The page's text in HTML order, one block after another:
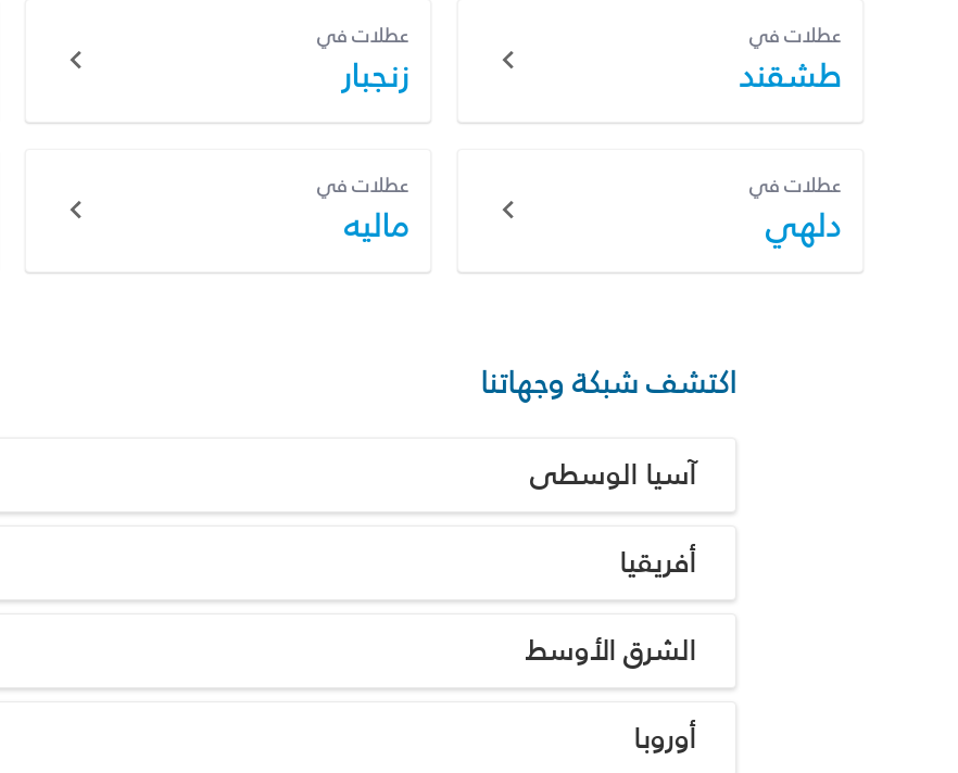
عطلات في
طشقند
عطلات في
زنجبار
عطلات في
دلهي
عطلات في
ماليه
اكتشف شبكة وجهاتنا
آسيا الوسطى
أفريقيا
الشرق الأوسط
أوروبا